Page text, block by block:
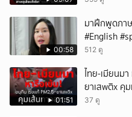
00:58
มาฝึกพูดภา
#English
512 ดู
01:51
ไทย-เมียนม
ยาเสwติx คุ
37 ดู